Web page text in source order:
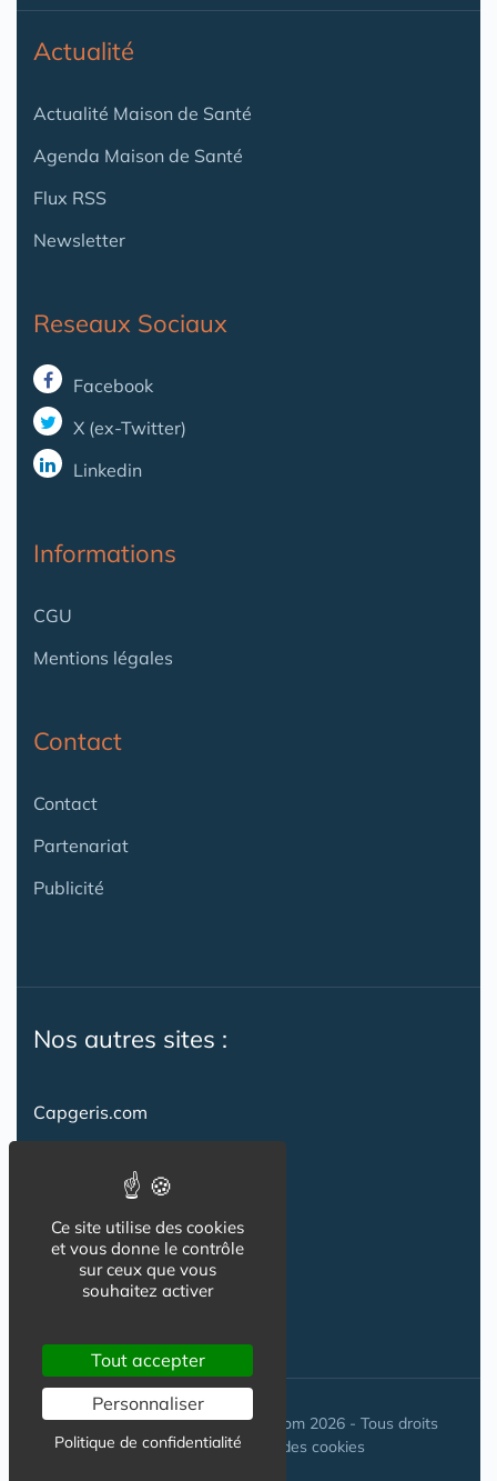
Actualité
Actualité Maison de Santé
Agenda Maison de Santé
Flux RSS
Newsletter
Reseaux Sociaux
Facebook
X (ex-Twitter)
Linkedin
Informations
CGU
Mentions légales
Contact
Contact
Partenariat
Publicité
Nos autres sites :
Capgeris.com
Emploi-formation-sante.com
Seniorissimmo.com
Creche-et-naissance.com
© Maisons-et-poles-de-sante.com 2026 - Tous droits
réservés. //Gestion des cookies
Ce site utilise des cookies
et vous donne le contrôle
sur ceux que vous
souhaitez activer
Tout accepter
Personnaliser
Politique de confidentialité